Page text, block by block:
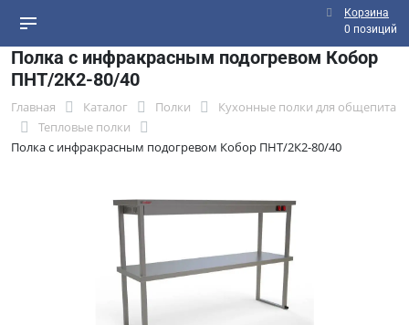
Корзина
0 позиций
Полка с инфракрасным подогревом Кобор
ПНТ/2К2-80/40
Главная Каталог Полки
Кухонные полки для общепита
Тепловые полки
Полка с инфракрасным подогревом Кобор ПНТ/2К2-80/40